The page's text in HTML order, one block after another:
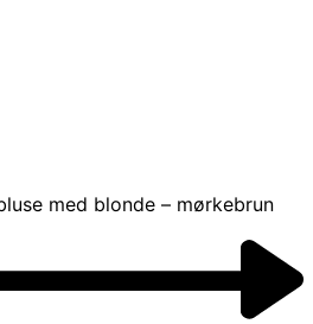
med blonde – mørkebrun